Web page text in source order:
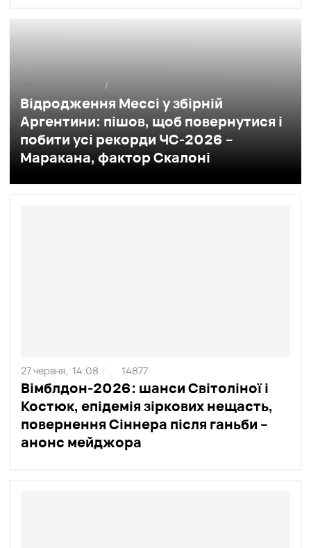
Відродження Мессі у збірній
Аргентини: пішов, щоб повернутися і
побити усі рекорди ЧС-2026 –
Маракана, фактор Скалоні
/
Вімблдон-2026: шанси Світоліної і
Костюк, епідемія зіркових нещасть,
повернення Сіннера після ганьби –
анонс мейджора
27 червня, 14:08 / 14877